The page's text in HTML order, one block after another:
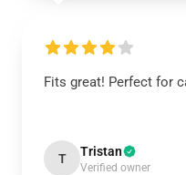
Fits great! Perfect for
T Tristan
Verified owner